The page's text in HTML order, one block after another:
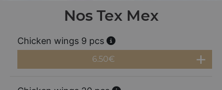
Nos Tex Mex
Chicken wings 9 pcs
6.50€